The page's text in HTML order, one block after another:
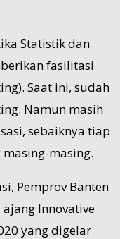
Statistik dan
fasilitasi
Saat ini, sudah
Namun masih
sebaiknya tiap
masing.
Pemprov Banten
Innovative
yang digelar